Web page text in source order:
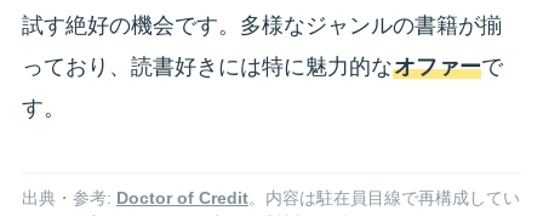
試す絶好の機会です。多様なジャンルの書籍が揃
っており、読書好きには特に魅力的なオファーで
す。
出典・参考: Doctor of Credit。内容は駐在員目線で再構成してい